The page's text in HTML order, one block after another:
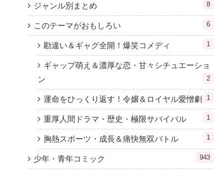
ジャンル別まとめ 8
このテーマがおもしろい 6
勘違い＆ギャグ全開！爆笑コメディ 1
ギャップ萌え＆濃厚な恋・甘々シチュエーショ
ン
2
運命をひっくり返す！令嬢＆ロイヤル愛憎劇 1
重厚人間ドラマ・歴史・極限サバイバル 1
胸熱スポーツ・成長＆痛快無双バトル 1
少年・青年コミック 943